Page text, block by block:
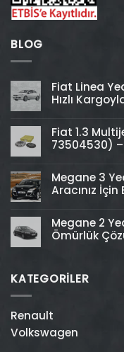
BLOG
Fiat Linea
Hızlı
Fiat 1.3
73504530)
Megane 3
Aracınız İçin
Megane 2
Ömürlük
KATEGORİLER
Renault
Volkswagen